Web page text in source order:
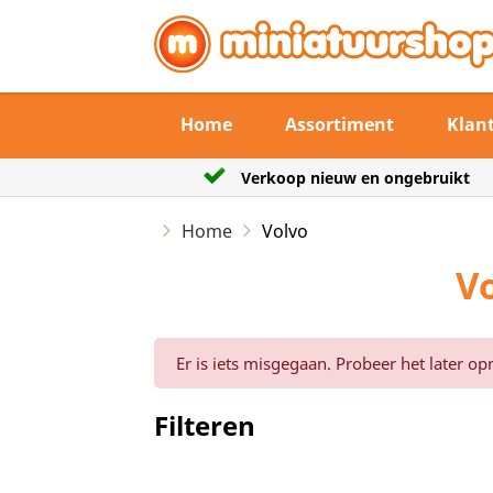
Home Assortiment
nieuw en ongebruikt De
Home Volvo
Er is iets misgegaan. Probeer het later
Filteren